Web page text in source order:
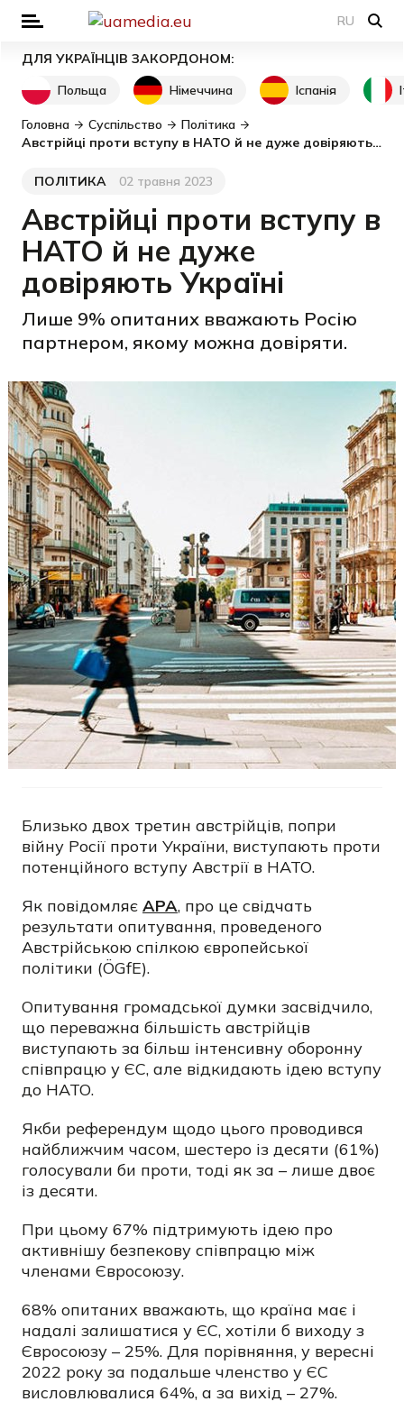
RU
ДЛЯ УКРАЇНЦІВ ЗАКОРДОНОМ:
Польща
Німеччина Іспанія
Головна Суспільство
Політика
Австрійці проти вступу в НАТО й не дуже довіряють Україні
Категорія
ПОЛІТИКА
Дата публікації02 травня 2023
Австрійці проти вступу в
НАТО й не дуже
довіряють Україні
Лише 9% опитаних вважають Росію
партнером, якому можна довіряти.
Близько двох третин австрійців, попри
війну Росії проти України, виступають проти
потенційного вступу Австрії в НАТО.
Як повідомляє APA, про це свідчать
результати опитування, проведеного
Австрійською спілкою європейської
політики (ÖGfE).
Опитування громадської думки засвідчило,
що переважна більшість австрійців
виступають за більш інтенсивну оборонну
співпрацю у ЄС, але відкидають ідею вступу
до НАТО.
Якби референдум щодо цього проводився
найближчим часом, шестеро із десяти (61%)
голосували би проти, тоді як за – лише двоє
із десяти.
При цьому 67% підтримують ідею про
активнішу безпекову співпрацю між
членами Євросоюзу.
68% опитаних вважають, що країна має і
надалі залишатися у ЄС, хотіли б виходу з
Євросоюзу – 25%. Для порівняння, у вересні
2022 року за подальше членство у ЄС
висловлювалися 64%, а за вихід – 27%.